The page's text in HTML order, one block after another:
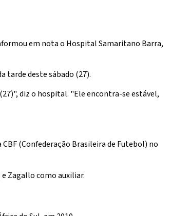
em nota o Hospital Samaritano Barra,
tarde deste sábado (27).
diz o hospital. "Ele encontra-se estável,
(Confederação Brasileira de Futebol) no
Zagallo como auxiliar.